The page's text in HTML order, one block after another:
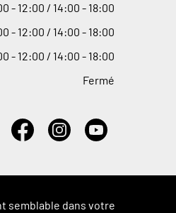
- 12:00 / 14:00 - 18:00
- 12:00 / 14:00 - 18:00
- 12:00 / 14:00 - 18:00
Fermé
semblable dans votre